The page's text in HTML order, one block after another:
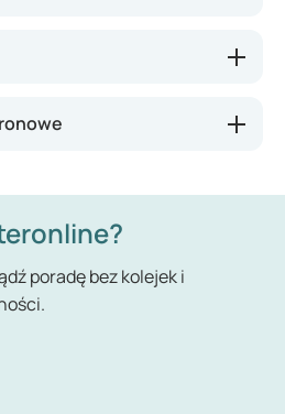
poradę bez kolejek i